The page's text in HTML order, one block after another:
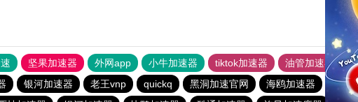
坚果加速器 外网app 小牛加速器 tiktok加速器 油管加速器
银河加速器 老王vnp quickq 黑洞加速官网 海鸥加速器 芒果